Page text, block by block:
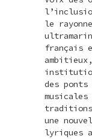
le
français
des
une
lyriques